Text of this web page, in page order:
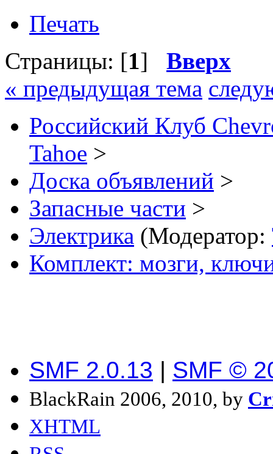
Печать
Страницы: [1] Вверх
« предыдущая тема
Российский Клуб
Tahoe >
Доска объявлений >
Запасные части >
Электрика (Модератор:
Комплект: мозги,
SMF 2.0.13 | SMF ©
BlackRain 2006, 2010, by
XHTML